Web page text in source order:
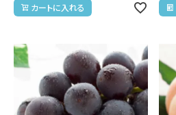
カートに入れる